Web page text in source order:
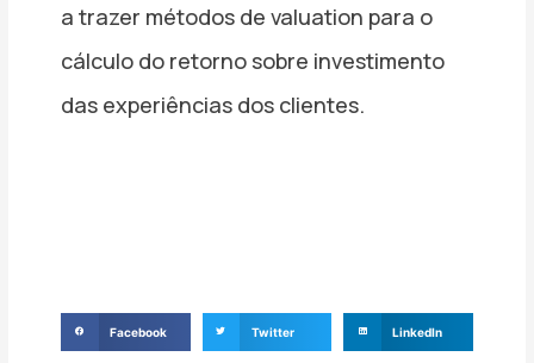
a trazer métodos de valuation para o
cálculo do retorno sobre investimento
das experiências dos clientes.
Facebook Twitter LinkedIn